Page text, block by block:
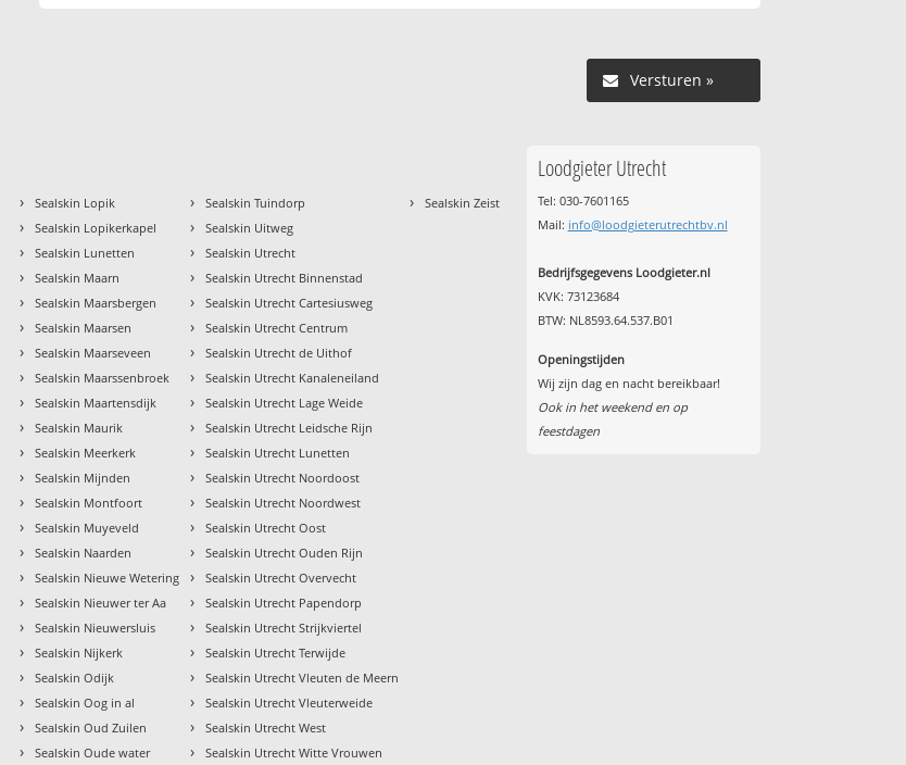
Versturen »
› Sealskin Lopik
› Sealskin Lopikerkapel
› Sealskin Lunetten
› Sealskin Maarn
› Sealskin Maarsbergen
› Sealskin Maarsen
› Sealskin Maarseveen
› Sealskin Maarssenbroek
› Sealskin Maartensdijk
› Sealskin Maurik
› Sealskin Meerkerk
› Sealskin Mijnden
› Sealskin Montfoort
› Sealskin Muyeveld
› Sealskin Naarden
› Sealskin Nieuwe Wetering
› Sealskin Nieuwer ter Aa
› Sealskin Nieuwersluis
› Sealskin Nijkerk
› Sealskin Odijk
› Sealskin Oog in al
› Sealskin Oud Zuilen
› Sealskin Oude water
› Sealskin Tuindorp
› Sealskin Uitweg
› Sealskin Utrecht
› Sealskin Utrecht Binnenstad
› Sealskin Utrecht Cartesiusweg
› Sealskin Utrecht Centrum
› Sealskin Utrecht de Uithof
› Sealskin Utrecht Kanaleneiland
› Sealskin Utrecht Lage Weide
› Sealskin Utrecht Leidsche Rijn
› Sealskin Utrecht Lunetten
› Sealskin Utrecht Noordoost
› Sealskin Utrecht Noordwest
› Sealskin Utrecht Oost
› Sealskin Utrecht Ouden Rijn
› Sealskin Utrecht Overvecht
› Sealskin Utrecht Papendorp
› Sealskin Utrecht Strijkviertel
› Sealskin Utrecht Terwijde
› Sealskin Utrecht Vleuten de Meern
› Sealskin Utrecht Vleuterweide
› Sealskin Utrecht West
› Sealskin Utrecht Witte Vrouwen
› Sealskin Zeist
Loodgieter Utrecht
Tel: 030-7601165
Mail: info@loodgieterutrechtbv.nl
Bedrijfsgegevens Loodgieter.nl
KVK: 73123684
BTW: NL8593.64.537.B01
Openingstijden
Wij zijn dag en nacht bereikbaar!
Ook in het weekend en op
feestdagen